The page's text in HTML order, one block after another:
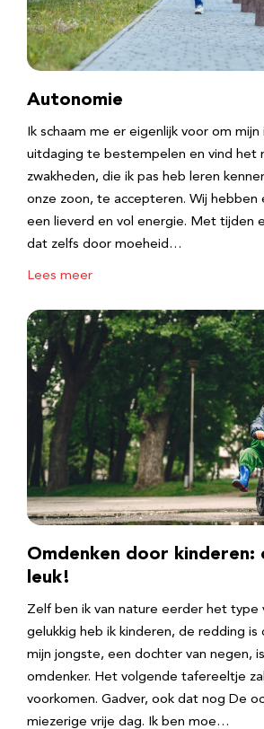
Autonomie
Ik schaam me er eigenlijk voor om
uitdaging te bestempelen en vind het
zwakheden, die ik pas heb leren
onze zoon, te accepteren. Wij hebben
een lieverd en vol energie. Met tijden
dat zelfs door moeheid…
Lees meer
Omdenken door
leuk!
Zelf ben ik van nature eerder het type
gelukkig heb ik kinderen, de redding is
mijn jongste, een dochter van negen,
omdenker. Het volgende tafereeltje
voorkomen. Gadver, ook dat nog De
miezerige vrije dag. Ik ben moe…